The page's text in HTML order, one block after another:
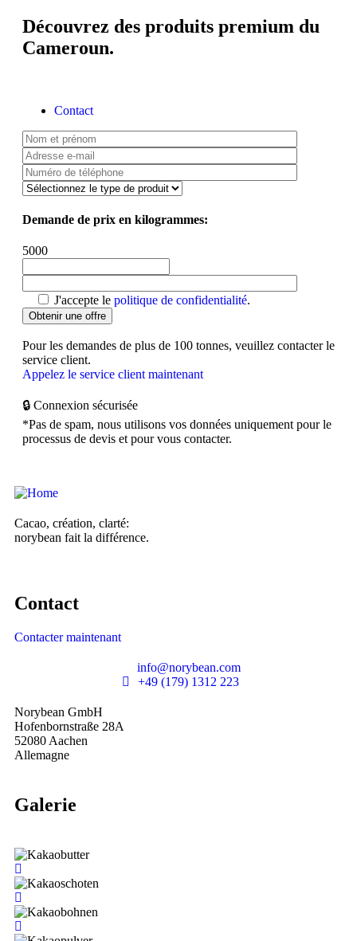
Découvrez des produits premium du
Cameroun.
Contact
Demande de prix en kilogrammes:
5000
J'accepte le politique de confidentialité.
Pour les demandes de plus de 100 tonnes, veuillez contacter le
service client.
Appelez le service client maintenant
🔒 Connexion sécurisée
*Pas de spam, nous utilisons vos données uniquement pour le
processus de devis et pour vous contacter.
Cacao, création, clarté:
norybean fait la différence.
Contact
Contacter maintenant
info@norybean.com
+49 (179) 1312 223
Norybean GmbH
Hofenbornstraße 28A
52080 Aachen
Allemagne
Galerie